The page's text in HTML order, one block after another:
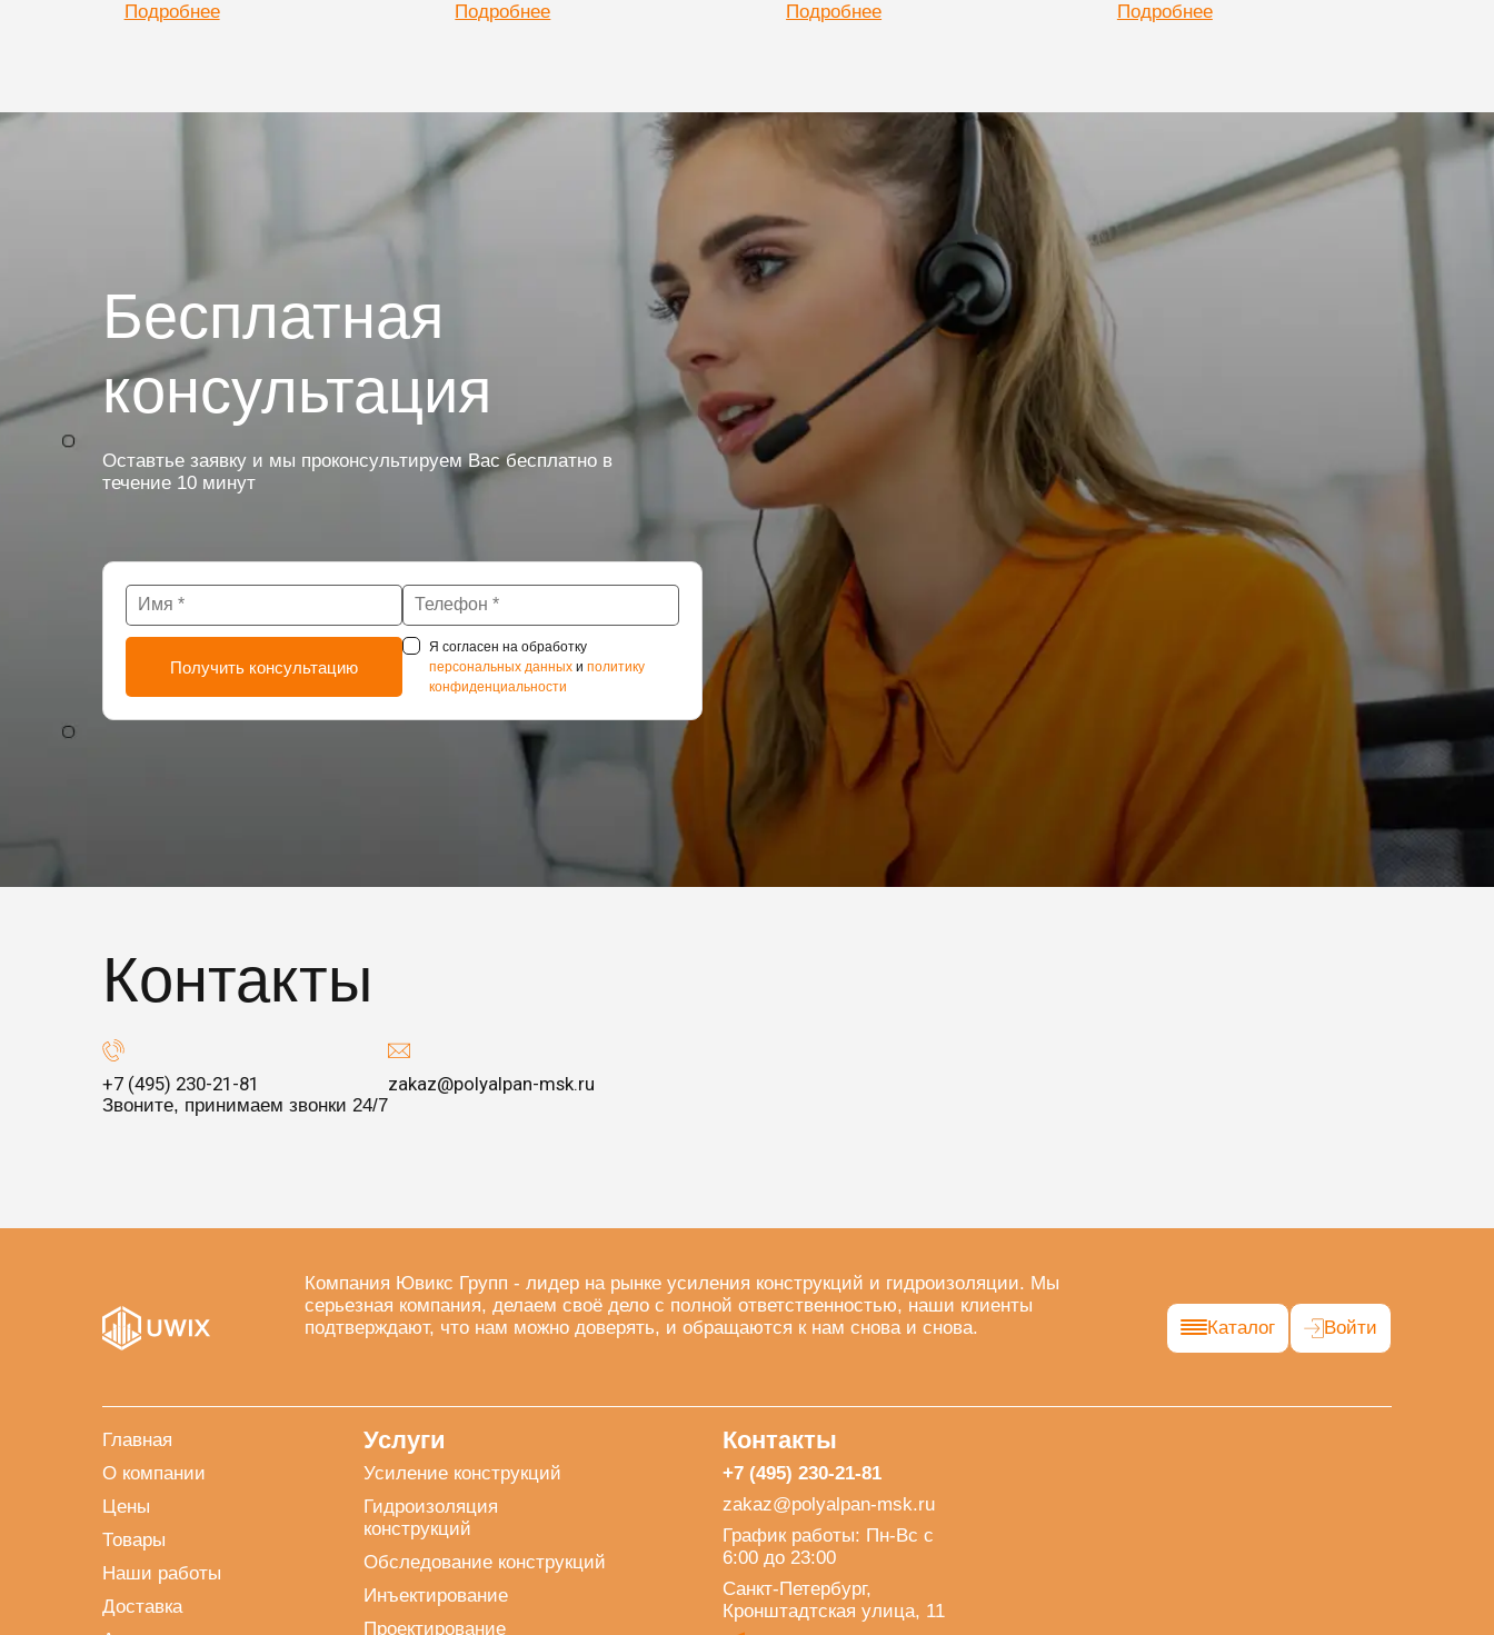
Подробнее
Подробнее
Подробнее
Подробнее
Бесплатная
консультация
Оставтье заявку и мы проконсультируем Вас бесплатно в
течение 10 минут
Я согласен на обработку
персональных данныхи политику
конфиденциальности
Контакты
+7 (495) 230-21-81
Звоните, принимаем звонки 24/7
zakaz@polyalpan-msk.ru
Компания Ювикс Групп - лидер на рынке усиления конструкций и гидроизоляции. Мы
серьезная компания, делаем своё дело с полной ответственностью, наши клиенты
подтверждают, что нам можно доверять, и обращаются к нам снова и снова.
Каталог Войти
Главная
О компании
Цены
Товары
Наши работы
Доставка
Услуги
Усиление конструкций
Гидроизоляция
конструкций
Обследование конструкций
Инъектирование
Проектирование
Контакты
+7 (495) 230-21-81
zakaz@polyalpan-msk.ru
График работы: Пн-Вс с
6:00 до 23:00
Санкт-Петербург,
Кронштадтская улица, 11